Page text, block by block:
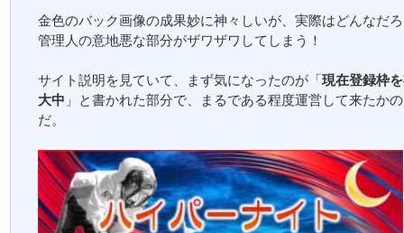
金色のバック画像の成果妙に神々しいが、実際はどんなだ
管理人の意地悪な部分がザワザワしてしまう！
サイト説明を見ていて、まず気になったのが「現在登録枠
大中 」と書かれた部分で、まるである程度運営して来たか
だ。